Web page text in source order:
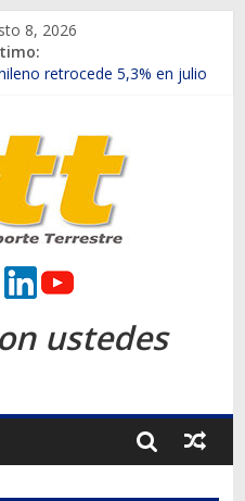
8, 2026
en lanzar la nueva
de Chevrolet en el Biobío
sucursales en Rancagua y
recién estrenada Bolden en
ustedes